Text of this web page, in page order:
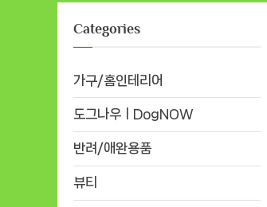
Categories
가구/홈인테리어
도그나우ㅣDogNOW
반려/애완용품
뷰티